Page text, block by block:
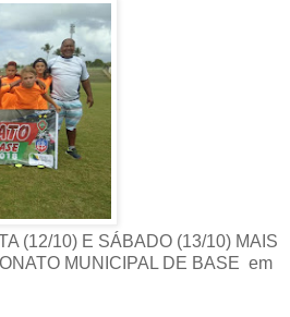
(12/10) E SÁBADO (13/10) MAIS
MUNICIPAL DE BASE em